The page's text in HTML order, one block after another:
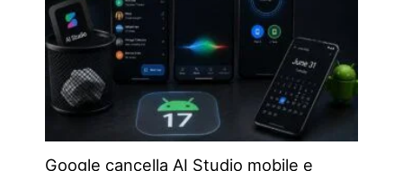
Google cancella AI Studio mobile e